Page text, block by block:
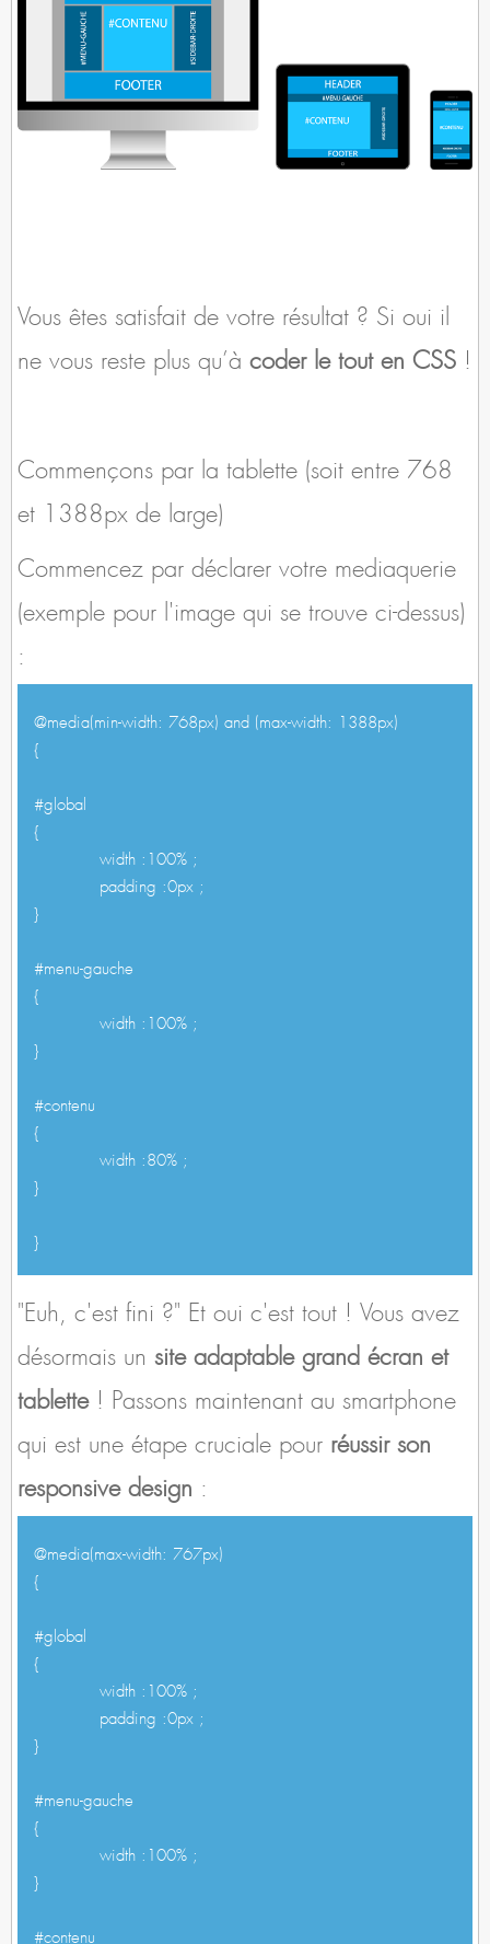
Vous êtes satisfait de votre résultat ? Si oui il
ne vous reste plus qu’à coder le tout en CSS
Commençons par la tablette (soit entre 768
et 1388px de large)
Commencez par déclarer votre mediaquerie
(exemple pour l'image qui se trouve ci-dessus)
:
@media(min-width: 768px) and (max-width: 1388px)
{
#global
{
width :100% ;
padding :0px ;
}
#menu-gauche
{
width :100% ;
}
#contenu
{
width :80% ;
}
}
"Euh, c'est fini ?" Et oui c'est tout ! Vous avez
désormais un site adaptable grand écran et
tablette ! Passons maintenant au smartphone
qui est une étape cruciale pour réussir son
responsive design :
@media(max-width: 767px)
{
#global
{
width :100% ;
padding :0px ;
}
#menu-gauche
{
width :100% ;
}
#contenu